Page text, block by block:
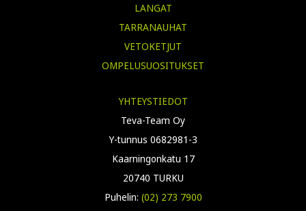
LANGAT
TARRANAUHAT
VETOKETJUT
OMPELUSUOSITUKSET
YHTEYSTIEDOT
Teva-Team Oy
Y-tunnus 0682981-3
Kaarningonkatu 17
20740 TURKU
Puhelin: (02) 273 7900